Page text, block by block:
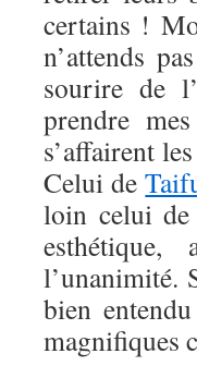
certains !
n’attends
sourire de
prendre
s’affairent
Celui de
loin celui de
l’unanimité.
bien
magnifiques